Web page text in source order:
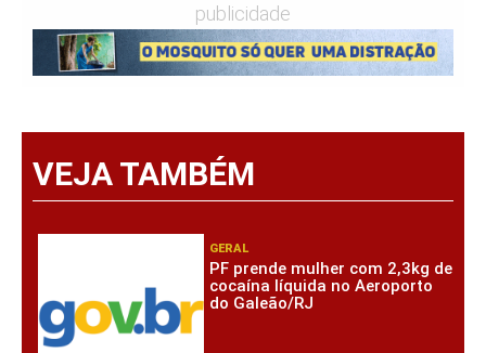
publicidade
VEJA TAMBÉM
GERAL
PF prende mulher com 2,3kg de
cocaína líquida no Aeroporto
do Galeão/RJ